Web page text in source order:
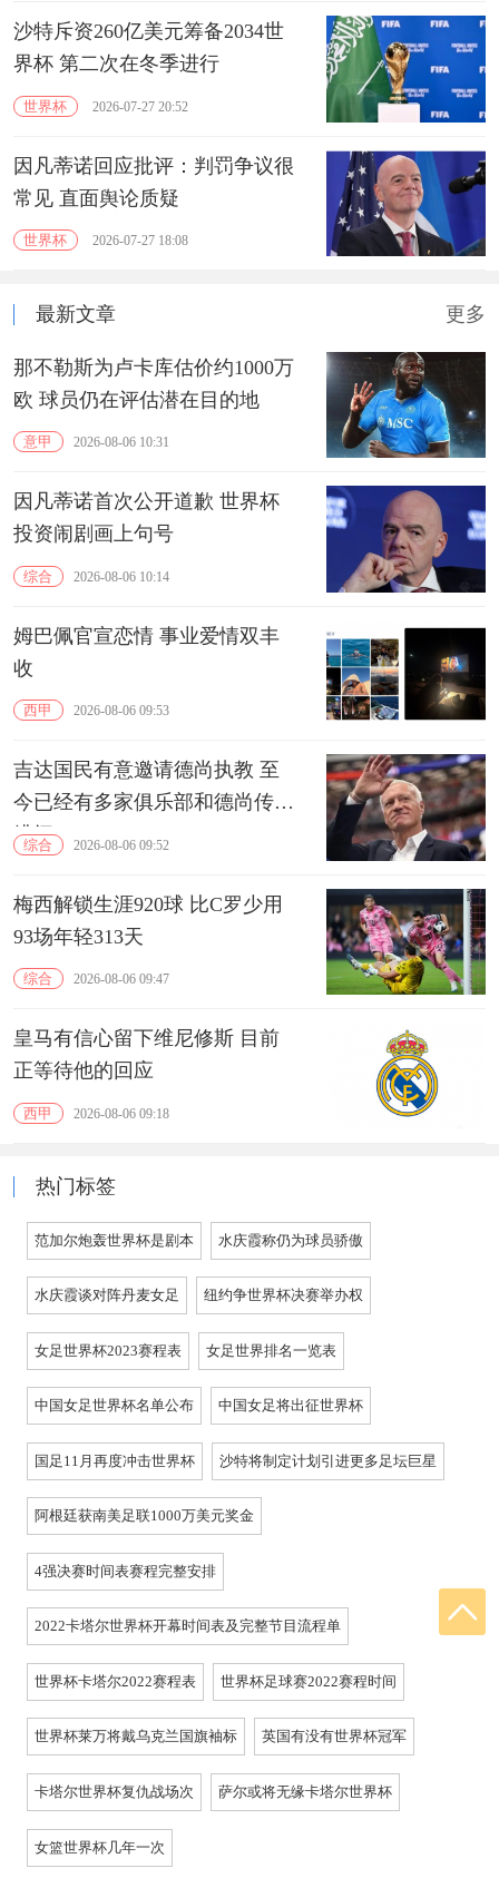
沙特斥资260亿美元筹备2034世
界杯 第二次在冬季进行
世界杯 2026-07-27 20:52
因凡蒂诺回应批评：判罚争议很
常见 直面舆论质疑
世界杯 2026-07-27 18:08
最新文章 更多
那不勒斯为卢卡库估价约1000万
欧 球员仍在评估潜在目的地
意甲 2026-08-06 10:31
因凡蒂诺首次公开道歉 世界杯
投资闹剧画上句号
综合 2026-08-06 10:14
姆巴佩官宣恋情 事业爱情双丰
收
西甲 2026-08-06 09:53
吉达国民有意邀请德尚执教 至
今已经有多家俱乐部和德尚传出
绯闻
综合 2026-08-06 09:52
梅西解锁生涯920球 比C罗少用
93场年轻313天
综合 2026-08-06 09:47
皇马有信心留下维尼修斯 目前
正等待他的回应
西甲 2026-08-06 09:18
热门标签
范加尔炮轰世界杯是剧本 水庆霞称仍为球员骄傲
水庆霞谈对阵丹麦女足 纽约争世界杯决赛举办权
女足世界杯2023赛程表 女足世界排名一览表
中国女足世界杯名单公布 中国女足将出征世界杯
国足11月再度冲击世界杯 沙特将制定计划引进更多足坛巨星
阿根廷获南美足联1000万美元奖金
4强决赛时间表赛程完整安排
2022卡塔尔世界杯开幕时间表及完整节目流程单
世界杯卡塔尔2022赛程表 世界杯足球赛2022赛程时间
世界杯莱万将戴乌克兰国旗袖标 英国有没有世界杯冠军
卡塔尔世界杯复仇战场次 萨尔或将无缘卡塔尔世界杯
女篮世界杯几年一次